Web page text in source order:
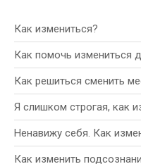
Как измениться?
Как помочь измениться
Как решиться сменить
Я слишком строгая, как
Ненавижу себя. Как
Как изменить